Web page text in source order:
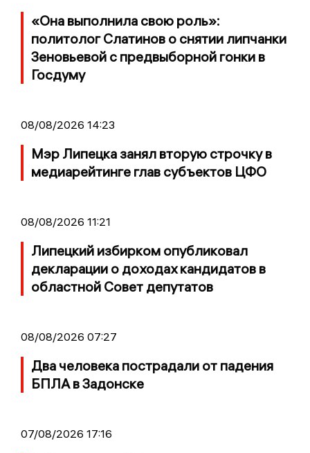
«Она выполнила свою роль»:
политолог Слатинов о снятии липчанки
Зеновьевой с предвыборной гонки в
Госдуму
08/08/2026 14:23
Мэр Липецка занял вторую строчку в
медиарейтинге глав субъектов ЦФО
08/08/2026 11:21
Липецкий избирком опубликовал
декларации о доходах кандидатов в
областной Совет депутатов
08/08/2026 07:27
Два человека пострадали от падения
БПЛА в Задонске
07/08/2026 17:16